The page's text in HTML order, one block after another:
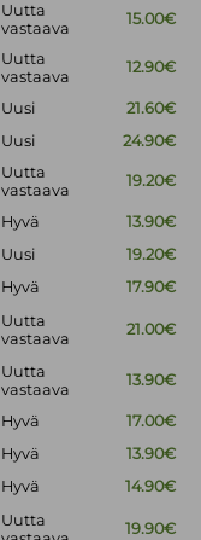
Uutta
vastaava
15.00€
Uutta
vastaava
12.90€
Uusi
21.60€
Uusi 24.90€
Uutta
vastaava
19.20€
Hyvä
13.90€
Uusi
19.20€
Hyvä
17.90€
Uutta
vastaava
21.00€
Uutta
vastaava
13.90€
Hyvä
17.00€
Hyvä
13.90€
Hyvä
14.90€
Uutta
19.90€